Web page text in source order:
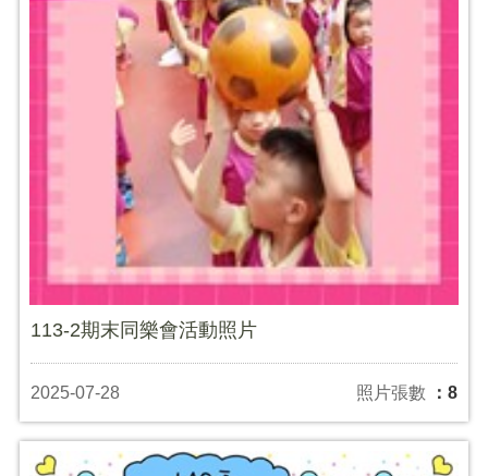
113-2期末同樂會活動照片
2025-07-28 照片張數 ：8